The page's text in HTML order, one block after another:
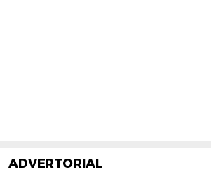
ADVERTORIAL